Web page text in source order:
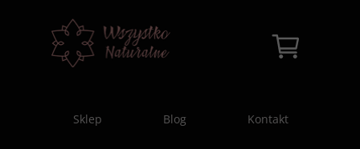
Sklep Blog Kontakt